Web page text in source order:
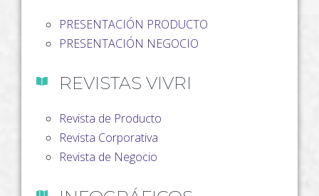
PRESENTACIÓN PRODUCTO
PRESENTACIÓN NEGOCIO
REVISTAS VIVRI
Revista de Producto
Revista Corporativa
Revista de Negocio